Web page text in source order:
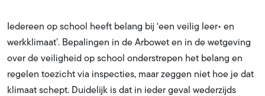
Iedereen op school heeft belang bij ‘een veilig leer• en
werkklimaat’. Bepalingen in de Arbowet en in de wetgeving
over de veiligheid op school onderstrepen het belang en
regelen toezicht via inspecties, maar zeggen niet hoe je dat
klimaat schept. Duidelijk is dat in ieder geval wederzijds